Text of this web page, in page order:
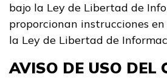
bajo la Ley de Libertad de
proporcionan instrucciones
la Ley de Libertad de
AVISO DE USO DEL